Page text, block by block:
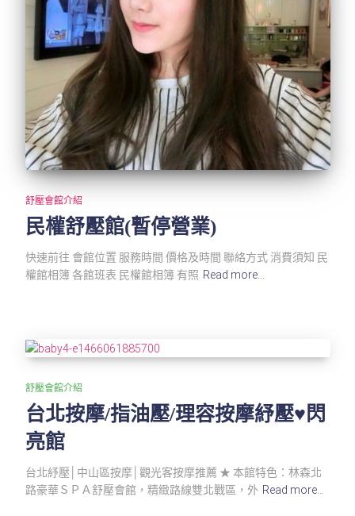
舒壓會館介紹
民權舒壓館(暫停營業)
快速前往 會館位置 服務時間 價格及時間 聯絡方式 消費須知 民
權館相簿 各館班表 民權館相簿 有照 Read more…
舒壓會館介紹
台北按摩/指油壓/理容按摩紓壓♥閃
亮館
台北紓壓│中山區按摩│觀光客按摩推薦 ★ 本館特色：林森北
路豪華ＳＰＡ舒壓會館，精緻路線雙北戰區，外 Read more…